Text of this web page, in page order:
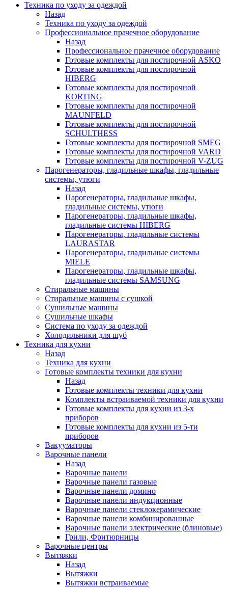
Техника по уходу за одеждой
Назад
Техника по уходу за одеждой
Профессиональное прачечное оборудование
Назад
Профессиональное прачечное оборудование
Готовые комплекты для постирочной ASKO
Готовые комплекты для постирочной
HIBERG
Готовые комплекты для постирочной
KORTING
Готовые комплекты для постирочной
MAUNFELD
Готовые комплекты для постирочной
SCHULTHESS
Готовые комплекты для постирочной SMEG
Готовые комплекты для постирочной VARD
Готовые комплекты для постирочной V-ZUG
Парогенераторы, гладильные шкафы, гладильные
системы, утюги
Назад
Парогенераторы, гладильные шкафы,
гладильные системы, утюги
Парогенераторы, гладильные шкафы,
гладильные системы HIBERG
Парогенераторы, гладильные системы
LAURASTAR
Парогенераторы, гладильные системы
MIELE
Парогенераторы, гладильные шкафы,
гладильные системы SAMSUNG
Стиральные машины
Стиральные машины с сушкой
Сушильные машины
Сушильные шкафы
Система по уходу за одеждой
Холодильники для шуб
Техника для кухни
Назад
Техника для кухни
Готовые комплекты техники для кухни
Назад
Готовые комплекты техники для кухни
Комплекты встраиваемой техники для кухни
Готовые комплекты для кухни из 3-х
приборов
Готовые комплекты для кухни из 5-ти
приборов
Вакууматоры
Варочные панели
Назад
Варочные панели
Варочные панели газовые
Варочные панели домино
Варочные панели индукционные
Варочные панели стеклокерамические
Варочные панели комбинированные
Варочные панели электрические (блиновые)
Грили, Фритюрницы
Варочные центры
Вытяжки
Назад
Вытяжки
Вытяжки встраиваемые